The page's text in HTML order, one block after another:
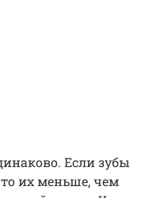
Если зубы
их меньше, чем